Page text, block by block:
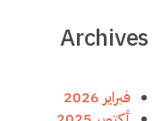
Archives
فبراير 2026